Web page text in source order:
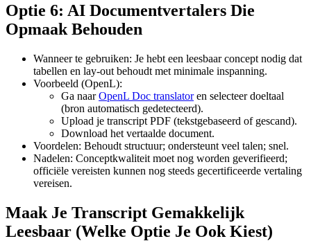
Optie 6: AI Documentvertalers Die
Opmaak Behouden
Wanneer te gebruiken: Je hebt een leesbaar concept nodig dat
tabellen en lay-out behoudt met minimale inspanning.
Voorbeeld (OpenL):
Ga naarOpenL Doc translatoren selecteer doeltaal
(bron automatisch gedetecteerd).
Upload je transcript PDF (tekstgebaseerd of gescand).
Download het vertaalde document.
Voordelen: Behoudt structuur; ondersteunt veel talen; snel.
Nadelen: Conceptkwaliteit moet nog worden geverifieerd;
officiële vereisten kunnen nog steeds gecertificeerde vertaling
vereisen.
Maak Je Transcript Gemakkelijk
Leesbaar (Welke Optie Je Ook Kiest)